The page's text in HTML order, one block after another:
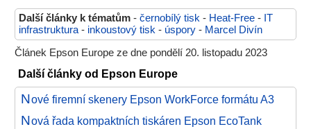
Další články k tématům - černobílý tisk - Heat-Free - IT
infrastruktura- inkoustový tisk - úspory - Marcel Divín
Článek Epson Europe ze dne pondělí 20. listopadu 2023
Další články od Epson Europe
Nové firemní skenery Epson WorkForce formátu A3
Nová řada kompaktních tiskáren Epson EcoTank